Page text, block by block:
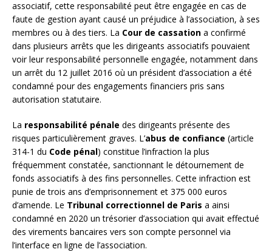
associatif, cette responsabilité peut être engagée en cas de
faute de gestion ayant causé un préjudice à l’association, à ses
membres ou à des tiers. La Cour de cassation a confirmé
dans plusieurs arrêts que les dirigeants associatifs pouvaient
voir leur responsabilité personnelle engagée, notamment dans
un arrêt du 12 juillet 2016 où un président d’association a été
condamné pour des engagements financiers pris sans
autorisation statutaire.
La responsabilité pénale des dirigeants présente des
risques particulièrement graves. L’abus de confiance (article
314-1 du Code pénal) constitue l’infraction la plus
fréquemment constatée, sanctionnant le détournement de
fonds associatifs à des fins personnelles. Cette infraction est
punie de trois ans d’emprisonnement et 375 000 euros
d’amende. Le Tribunal correctionnel de Paris a ainsi
condamné en 2020 un trésorier d’association qui avait effectué
des virements bancaires vers son compte personnel via
l’interface en ligne de l’association.